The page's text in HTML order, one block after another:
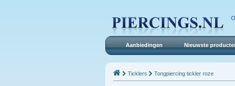
Aanbiedingen Nieuwste
Ticklers Tongpiercing tickler roze